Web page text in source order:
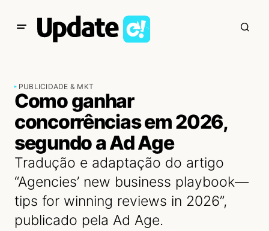
PUBLICIDADE & MKT
Como ganhar
concorrências em 2026,
segundo a Ad Age
Tradução e adaptação do artigo
“Agencies’ new business playbook—
tips for winning reviews in 2026”,
publicado pela Ad Age.